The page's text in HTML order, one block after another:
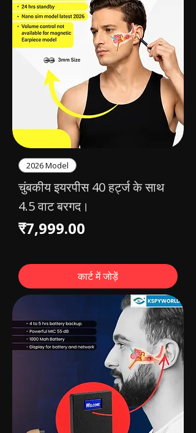
2026 Model
चुंबकीय इयरपीस 40 हर्ट्ज के साथ
4.5 वाट बरगद।
मूल्य
₹7,999.00
कार्ट में जोड़ें